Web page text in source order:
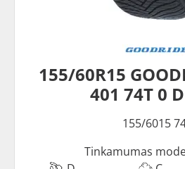
155/60R15
401 74T 0
155/6015
Tinkamumas